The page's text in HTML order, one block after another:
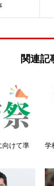
関連記
向けて準
学